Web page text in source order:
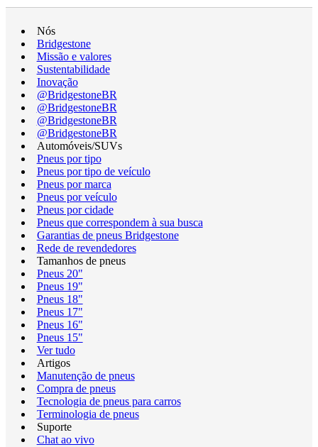
Nós
Bridgestone
Missão e valores
Sustentabilidade
Inovação
@BridgestoneBR
@BridgestoneBR
@BridgestoneBR
@BridgestoneBR
Automóveis/SUVs
Pneus por tipo
Pneus por tipo de veículo
Pneus por marca
Pneus por veículo
Pneus por cidade
Pneus que correspondem à sua busca
Garantias de pneus Bridgestone
Rede de revendedores
Tamanhos de pneus
Pneus 20"
Pneus 19"
Pneus 18"
Pneus 17"
Pneus 16"
Pneus 15"
Ver tudo
Artigos
Manutenção de pneus
Compra de pneus
Tecnologia de pneus para carros
Terminologia de pneus
Suporte
Chat ao vivo